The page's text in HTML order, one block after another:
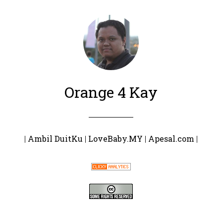
Orange 4 Kay
| Ambil DuitKu | LoveBaby.MY | Apesal.com |